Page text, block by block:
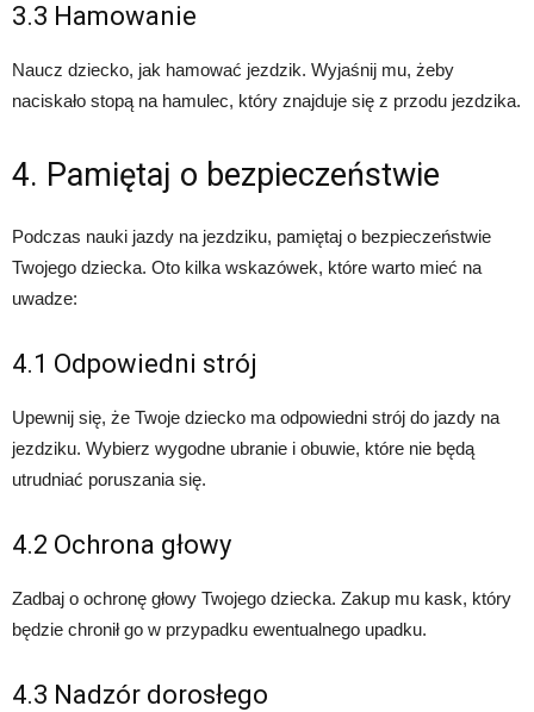
3.3 Hamowanie
Naucz dziecko, jak hamować jezdzik. Wyjaśnij mu, żeby
naciskało stopą na hamulec, który znajduje się z przodu jezdzika.
4. Pamiętaj o bezpieczeństwie
Podczas nauki jazdy na jezdziku, pamiętaj o bezpieczeństwie
Twojego dziecka. Oto kilka wskazówek, które warto mieć na
uwadze:
4.1 Odpowiedni strój
Upewnij się, że Twoje dziecko ma odpowiedni strój do jazdy na
jezdziku. Wybierz wygodne ubranie i obuwie, które nie będą
utrudniać poruszania się.
4.2 Ochrona głowy
Zadbaj o ochronę głowy Twojego dziecka. Zakup mu kask, który
będzie chronił go w przypadku ewentualnego upadku.
4.3 Nadzór dorosłego